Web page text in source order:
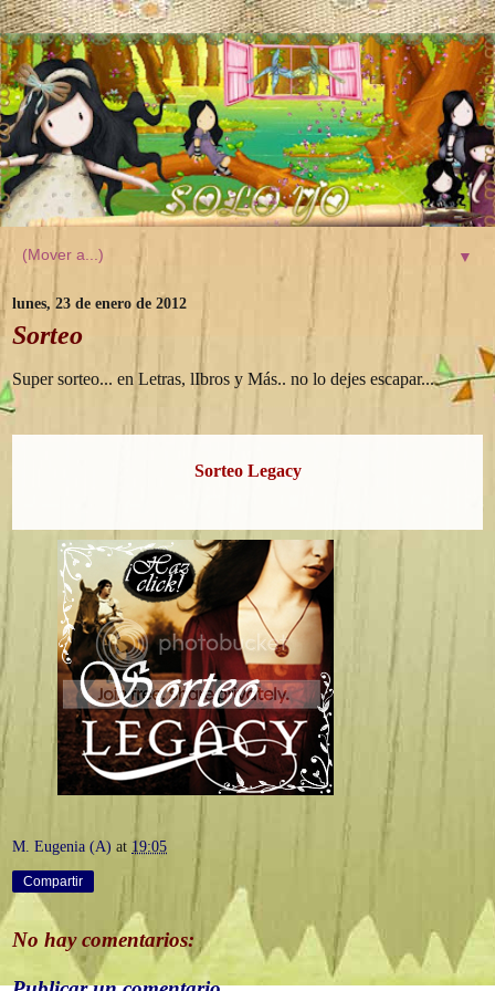
▼
lunes, 23 de enero de 2012
Sorteo
Super sorteo... en Letras, lIbros y Más.. no lo dejes escapar...
Sorteo Legacy
M. Eugenia (A) at 19:05
Compartir
No hay comentarios: